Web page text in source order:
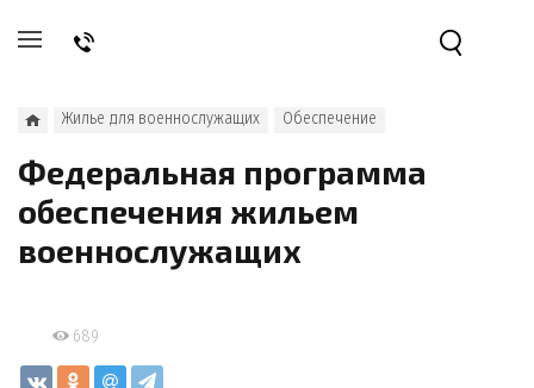
Жилье для военнослужащих Обеспечение
Федеральная программа
обеспечения жильем
военнослужащих
689